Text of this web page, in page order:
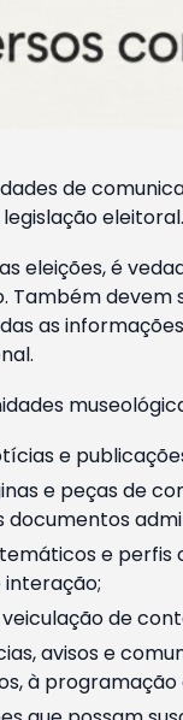
de
eleitoral.
eleições, é
Também
as
e
e peças de
e perfis
interação;
de
avisos e
à